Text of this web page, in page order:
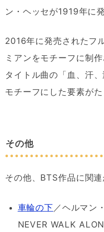
ン・ヘッセが1919年に
2016年に発売されたフ
ミアンをモチーフに制作
タイトル曲の「血、汗
モチーフにした要素が
その他
その他、BTS作品に関
車輪の下 ／ヘルマン
NEVER WALK ALON